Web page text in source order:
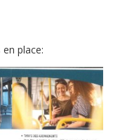
place: